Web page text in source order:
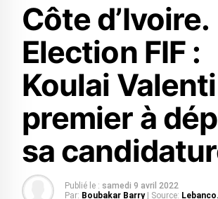
Côte d’Ivoire.
Election FIF :
Koulai
premier à
sa
Publié le : samedi 9 avril 2022
Par: Boubakar Barry | Source: